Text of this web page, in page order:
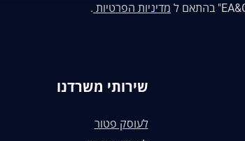
מדיניות הפרטיות .
שירותי משרדנו
לעוסק פטור